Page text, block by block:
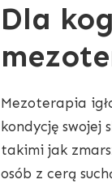
Dla
Mezoterapia
kondycję swojej
takimi jak
osób z cerą